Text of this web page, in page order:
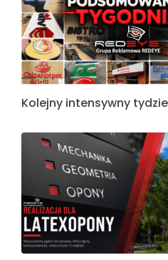
Kolejny intensywny